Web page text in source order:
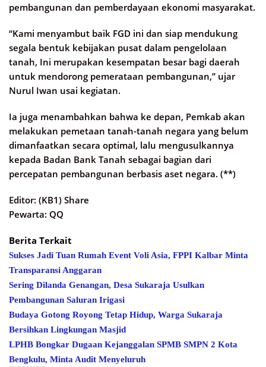
pembangunan dan pemberdayaan ekonomi masyarakat.
“Kami menyambut baik FGD ini dan siap mendukung
segala bentuk kebijakan pusat dalam pengelolaan
tanah, Ini merupakan kesempatan besar bagi daerah
untuk mendorong pemerataan pembangunan,” ujar
Nurul Iwan usai kegiatan.
Ia juga menambahkan bahwa ke depan, Pemkab akan
melakukan pemetaan tanah-tanah negara yang belum
dimanfaatkan secara optimal, lalu mengusulkannya
kepada Badan Bank Tanah sebagai bagian dari
percepatan pembangunan berbasis aset negara. (**)
Editor: (KB1) Share
Pewarta: QQ
Berita Terkait
Sukses Jadi Tuan Rumah Event Voli Asia, FPPI Kalbar Minta
Transparansi Anggaran
Sering Dilanda Genangan, Desa Sukaraja Usulkan
Pembangunan Saluran Irigasi
Budaya Gotong Royong Tetap Hidup, Warga Sukaraja
Bersihkan Lingkungan Masjid
LPHB Bongkar Dugaan Kejanggalan SPMB SMPN 2 Kota
Bengkulu, Minta Audit Menyeluruh